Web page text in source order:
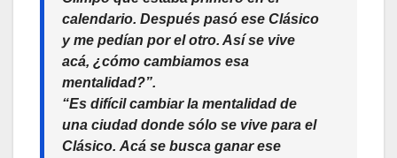
calendario. Después pasó ese Clásico
y me pedían por el otro. Así se vive
acá, ¿cómo cambiamos esa
mentalidad?”.
“Es difícil cambiar la mentalidad de
una ciudad donde sólo se vive para el
Clásico. Acá se busca ganar ese